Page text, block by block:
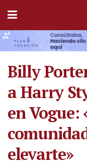
Billy
a Harry
en Vogue:
elevarte»